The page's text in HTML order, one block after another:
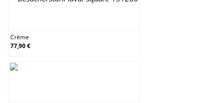
Crème
77,90 €